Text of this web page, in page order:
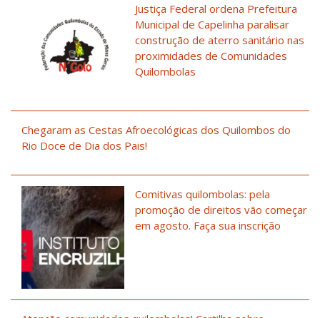
Justiça Federal ordena Prefeitura
Municipal de Capelinha paralisar
construção de aterro sanitário nas
proximidades de Comunidades
Quilombolas
Chegaram as Cestas Afroecológicas dos Quilombos do
Rio Doce de Dia dos Pais!
Comitivas quilombolas: pela
promoção de direitos vão começar
em agosto. Faça sua inscrição